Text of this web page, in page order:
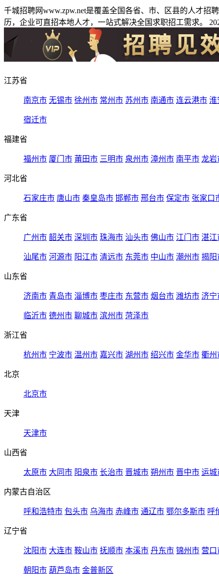
千城招聘网www.zpw.net是覆盖全国各省、市、区县的人才
历，企业可直招本地人才，一站式解决全国求职招工需求。
江苏省
南京市 无锡市 徐州市 常州市 苏州市 南通市 连云港市 淮
宿迁市
福建省
福州市 厦门市 莆田市 三明市 泉州市 漳州市 南平市 龙岩
河北省
石家庄市 唐山市 秦皇岛市 邯郸市 邢台市 保定市 张家口
广东省
广州市 韶关市 深圳市 珠海市 汕头市 佛山市 江门市 湛江
汕尾市 河源市 阳江市 清远市 东莞市 中山市 潮州市 揭阳
山东省
济南市 青岛市 淄博市 枣庄市 东营市 烟台市 潍坊市 济宁
临沂市 德州市 聊城市 滨州市 菏泽市
浙江省
杭州市 宁波市 温州市 嘉兴市 湖州市 绍兴市 金华市 衢州
北京
北京市
天津
天津市
山西省
太原市 大同市 阳泉市 长治市 晋城市 朔州市 晋中市 运城
内蒙古自治区
呼和浩特市 包头市 乌海市 赤峰市 通辽市 鄂尔多斯市 呼
辽宁省
沈阳市 大连市 鞍山市 抚顺市 本溪市 丹东市 锦州市 营口
朝阳市 葫芦岛市 金普新区